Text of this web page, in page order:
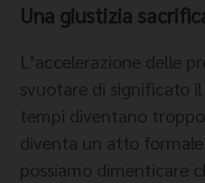
Una giustizia
L’accelerazione delle
svuotare di significato
tempi diventano
diventa un atto
possiamo dimenticare